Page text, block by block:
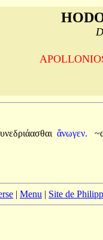
ἄνωγεν.
| Menu | Site de